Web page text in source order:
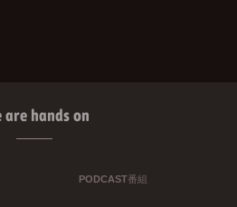
are hands on
PODCAST番組